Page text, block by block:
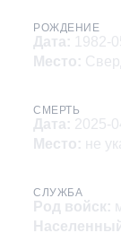
РОЖДЕНИЕ
Дата: 1982-
Место:
СМЕРТЬ
Дата: 2025-
Место: не
СЛУЖБА
Род войск: